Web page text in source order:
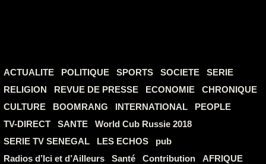
ACTUALITE POLITIQUE SPORTS SOCIETE
SERIE
RELIGION
REVUE DE PRESSE ECONOMIE
CHRONIQUE
CULTURE
BOOMRANG INTERNATIONAL
PEOPLE
TV-DIRECT
SANTE
World Cub Russie 2018
SERIE TV SENEGAL
LES ECHOS
pub
Radios d’Ici et d’Ailleurs
Santé Contribution
AFRIQUE